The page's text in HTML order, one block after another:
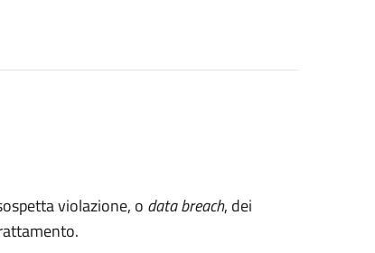
violazione, o data breach, dei